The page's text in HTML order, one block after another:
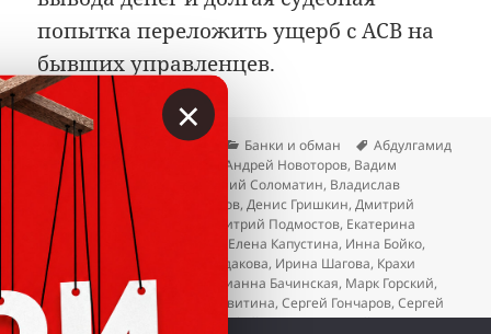
попытка переложить ущерб с АСВ на
бывших управленцев.
Опубликовано
02.06.2026 Автор
Вкладер Рубрики
Банки и обман Метки
Абдулгамид
Ахмедов
Алексей Гостюхин Андрей Новоторов, Вадим
Сотсков
Виктор Горин Виталий Соломатин, Владислав
Васянкин
Геннадий Трофимов,Денис Гришкин,Дмитрий
Куляко , Дмитрий Наумов Дмитрий Подмостов, Екатерина
Казьмина
Елена Васильева Елена Капустина, Инна Бойко,
Ирина Стефанова
Ирина Судакова, Ирина Шагова, Крахи
банков,Максим Дьяков Марианна Бачинская, Марк Горский,
Михаил Афанасьев
Нина Левитина,Сергей Гончаров,Сергей
Загорцев ,Сергей Юнин Тимофей Хлопотин,Юрий
×